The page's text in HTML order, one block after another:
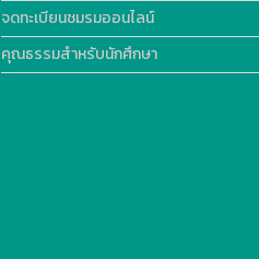
จดทะเบียนชมรมออนไลน์
คุณธรรมสำหรับนักศึกษา